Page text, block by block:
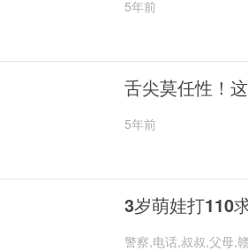
5年前
舌尖莫任性！
5年前
3岁萌娃打110
警察,电话,叔叔,父母,